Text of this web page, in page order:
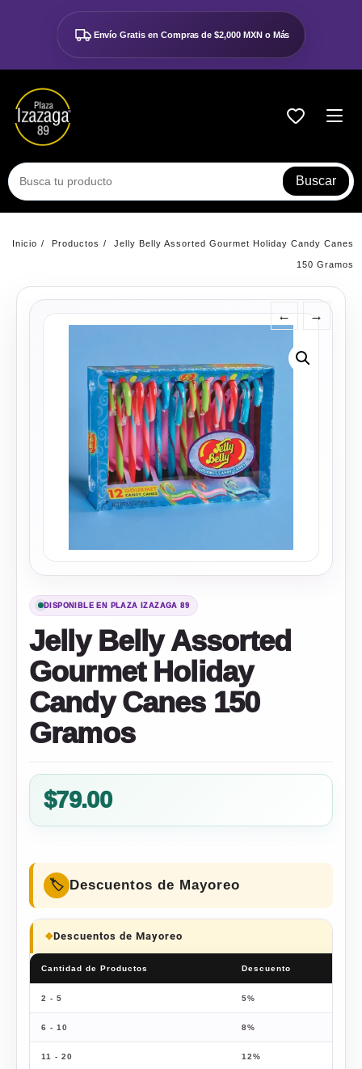
contenido
Envío Gratis en Compras de$2,000 MXN o Más
Buscar
Inicio Productos Jelly Belly Assorted Gourmet Holiday Candy Canes
150 Gramos
DISPONIBLE EN PLAZA IZAZAGA 89
← →
Jelly Belly Assorted
Gourmet Holiday
Candy Canes 150
Gramos
$79.00
Descuentos de Mayoreo
Descuentos de Mayoreo
Cantidad de Productos Descuento
2 - 5 5%
6 - 10 8%
11 - 20 12%